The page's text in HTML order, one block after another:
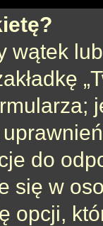
wątek
do
się w
opcji,